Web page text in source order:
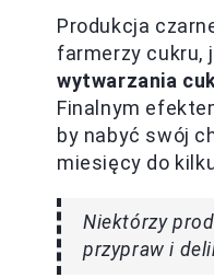
Produkcja
farmerzy cukru,
wytwarzania
Finalnym
by nabyć swój
miesięcy do
Niektórzy
przypraw i